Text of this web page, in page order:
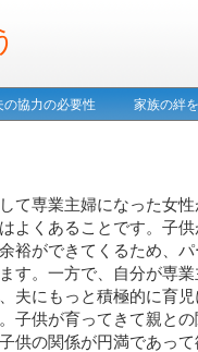
の協力の必要性 家族の絆
て専業主婦になった女
よくあることです。子
裕ができてくるため、
す。一方で、自分が専
夫にもっと積極的に育
子供が育ってきて親と
供の関係が円満であっ